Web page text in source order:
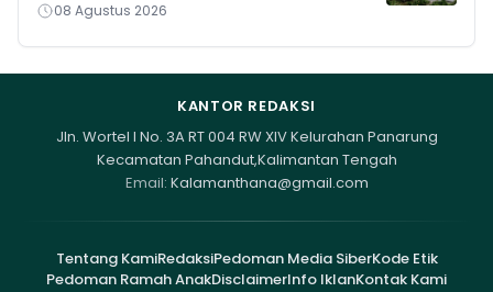
08 Agustus 2026
KANTOR REDAKSI
Jln. Wortel I No. 3A RT 004 RW XIV Kelurahan Panarung
Kecamatan Pahandut,Kalimantan Tengah
Email: Kalamanthana@gmail.com
Tentang KamiRedaksiPedoman Media SiberKode Etik
Pedoman Ramah AnakDisclaimerInfo IklanKontak Kami